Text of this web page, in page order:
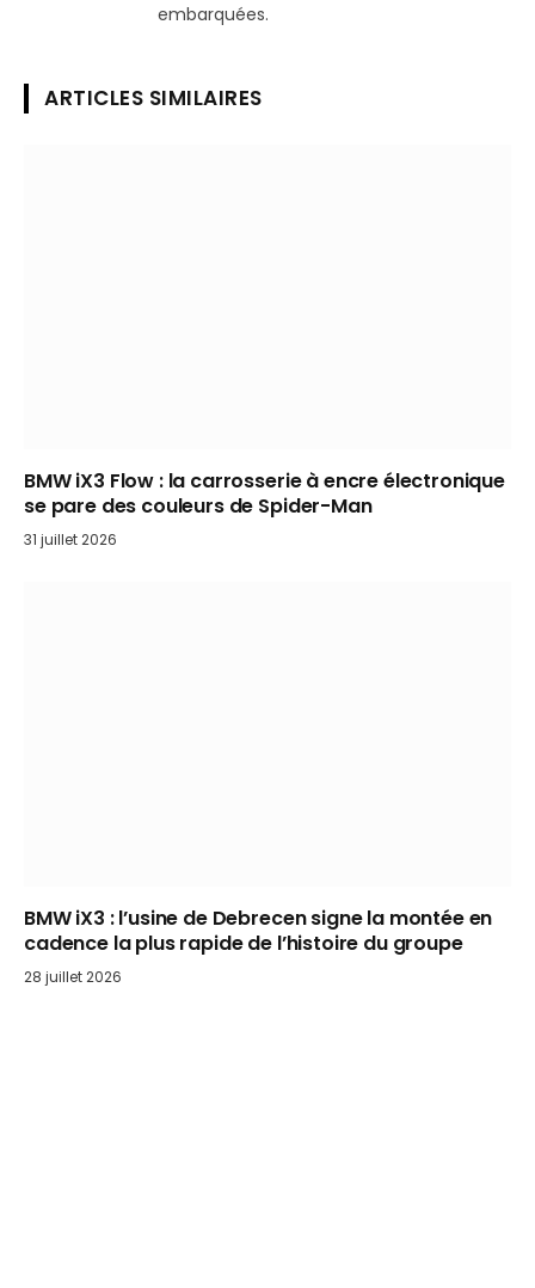
embarquées.
ARTICLES SIMILAIRES
BMW iX3 Flow : la carrosserie à encre électronique
se pare des couleurs de Spider-Man
31 juillet 2026
BMW iX3 : l’usine de Debrecen signe la montée en
cadence la plus rapide de l’histoire du groupe
28 juillet 2026